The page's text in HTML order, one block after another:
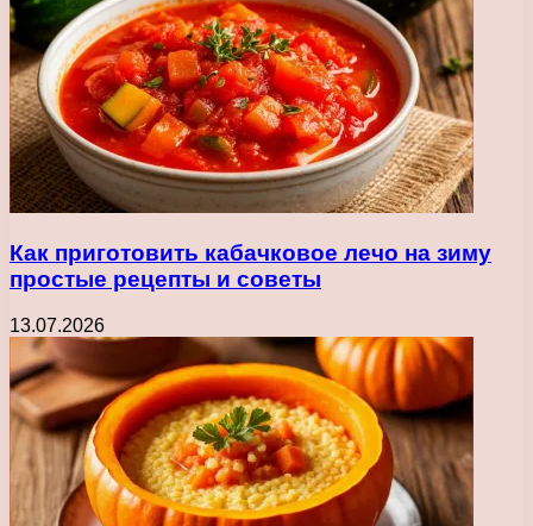
Как приготовить кабачковое лечо на зиму
простые рецепты и советы
13.07.2026